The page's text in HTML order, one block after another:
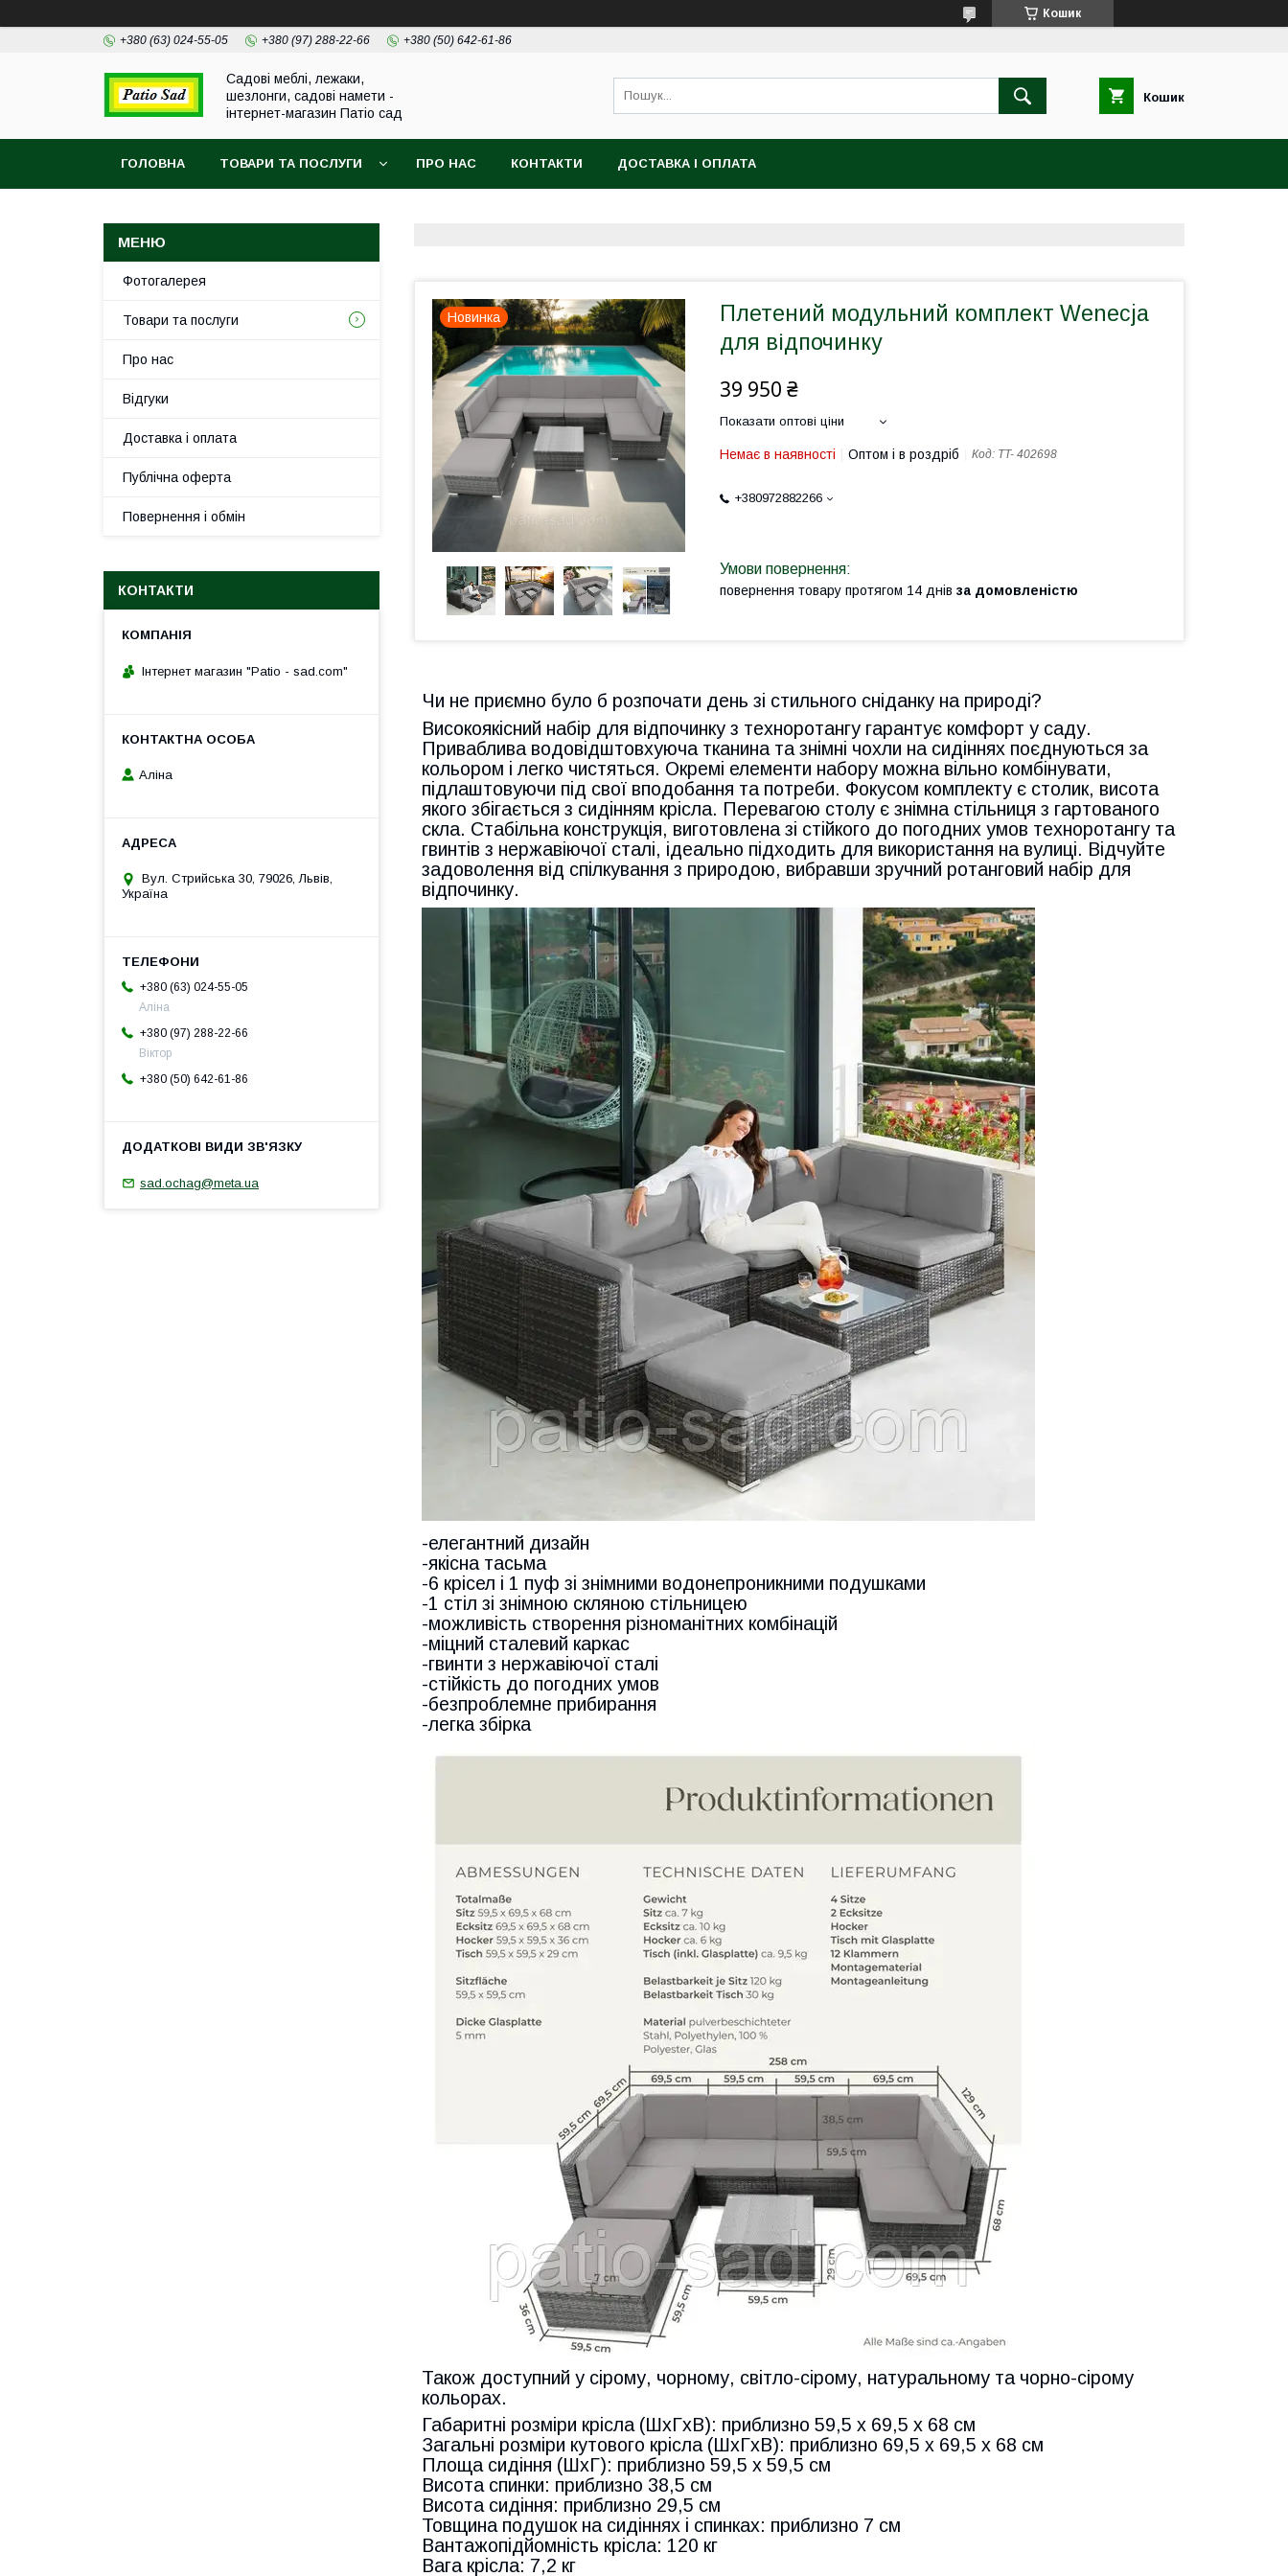
Кошик
+380 (63) 024-55-05 +380 (97) 288-22-66 +380 (50) 642-61-86
Садові меблі, лежаки,
шезлонги, садові намети -
інтернет-магазин Патіо сад
Кошик
ГОЛОВНА ТОВАРИ ТА ПОСЛУГИ ПРО НАС КОНТАКТИ ДОСТАВКА І ОПЛАТА
Новинка
Плетений модульний комплект Wenecja
для відпочинку
39 950 ₴
Показати оптові ціни
Немає в наявності Оптом і в роздріб Код: TT- 402698
+380972882266
повернення товару протягом 14 днів за домовленістю
Чи не приємно було б розпочати день зі стильного сніданку на природі?
Високоякісний набір для відпочинку з техноротангу гарантує комфорт у саду.
Приваблива водовідштовхуюча тканина та знімні чохли на сидіннях поєднуються за
кольором і легко чистяться. Окремі елементи набору можна вільно комбінувати,
підлаштовуючи під свої вподобання та потреби. Фокусом комплекту є столик, висота
якого збігається з сидінням крісла. Перевагою столу є знімна стільниця з гартованого
скла. Стабільна конструкція, виготовлена ​​зі стійкого до погодних умов техноротангу та
гвинтів з нержавіючої сталі, ідеально підходить для використання на вулиці. Відчуйте
задоволення від спілкування з природою, вибравши зручний ротанговий набір для
відпочинку.
-елегантний дизайн
-якісна тасьма
-6 крісел і 1 пуф зі знімними водонепроникними подушками
-1 стіл зі знімною скляною стільницею
-можливість створення різноманітних комбінацій
-міцний сталевий каркас
-гвинти з нержавіючої сталі
-стійкість до погодних умов
-безпроблемне прибирання
-легка збірка
Також доступний у сірому, чорному, світло-сірому, натуральному та чорно-сірому
кольорах.
Габаритні розміри крісла (ШxГxВ): приблизно 59,5 x 69,5 x 68 см
Загальні розміри кутового крісла (ШxГxВ): приблизно 69,5 x 69,5 x 68 см
Площа сидіння (ШxГ): приблизно 59,5 x 59,5 см
Висота спинки: приблизно 38,5 см
Висота сидіння: приблизно 29,5 см
Товщина подушок на сидіннях і спинках: приблизно 7 см
Вантажопідйомність крісла: 120 кг
Вага крісла: 7,2 кг
Фотогалерея
Товари та послуги
Про нас
Відгуки
Доставка і оплата
Публічна оферта
Повернення і обмін
КОНТАКТИ
Інтернет магазин "Patio - sad.com"
Аліна
Вул. Стрийська 30, 79026, Львів,
Україна
+380 (63) 024-55-05
Аліна
+380 (97) 288-22-66
Віктор
+380 (50) 642-61-86
sad.ochag@meta.ua